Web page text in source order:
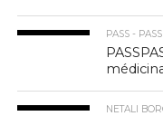
PASS - PASS
NETALI